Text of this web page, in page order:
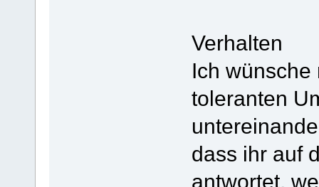
Verhalten
Ich
toleranten
dass ihr auf
antwortet,